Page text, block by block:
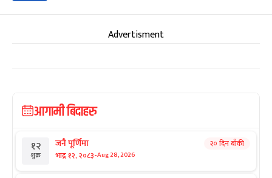
Advertisment
आगामी बिदाहरु
१२
शुक्र
जनै पूर्णिमा
भाद्र १२, २०८३-Aug 28, 2026
२० दिन बाँकी